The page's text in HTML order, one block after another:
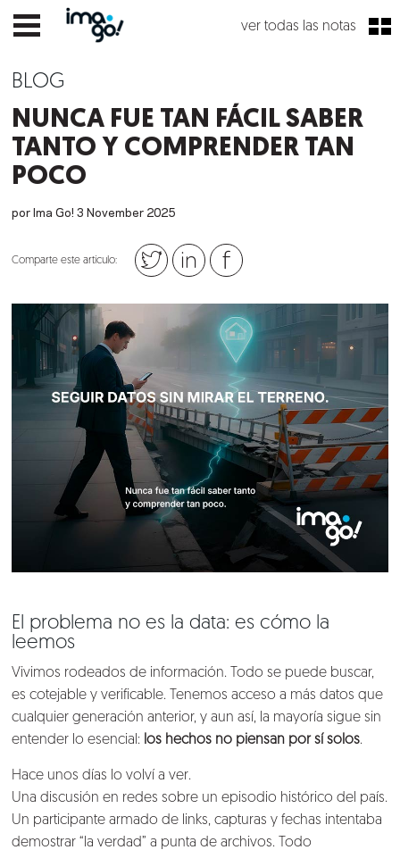
ver todas las notas
BLOG
NUNCA FUE TAN FÁCIL SABER
TANTO Y COMPRENDER TAN
POCO
por Ima Go!3 November 2025
Comparte este artículo:
El problema no es la data: es cómo la
leemos
Vivimos rodeados de información. Todo se puede buscar,
es cotejable y verificable. Tenemos acceso a más datos que
cualquier generación anterior, y aun así, la mayoría sigue sin
entender lo esencial: los hechos no piensan por sí solos.
Hace unos días lo volví a ver.
Una discusión en redes sobre un episodio histórico del país.
Un participante armado de links, capturas y fechas intentaba
demostrar “la verdad” a punta de archivos. Todo